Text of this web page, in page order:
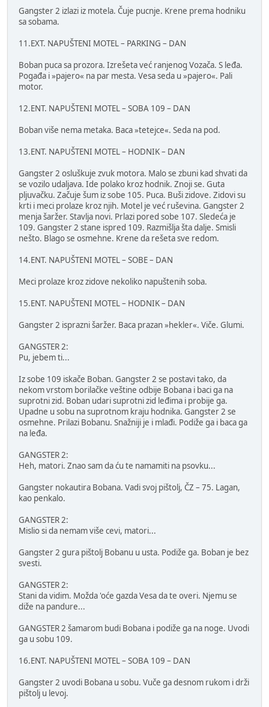
Gangster 2 izlazi iz motela. Čuje pucnje. Krene prema hodniku
sa sobama.
11.EXT. NAPUŠTENI MOTEL – PARKING – DAN
Boban puca sa prozora. Izrešeta već ranjenog Vozača. S leđa.
Pogađa i »pajero« na par mesta. Vesa seda u »pajero«. Pali
motor.
12.ENT. NAPUŠTENI MOTEL – SOBA 109 – DAN
Boban više nema metaka. Baca »tetejce«. Seda na pod.
13.ENT. NAPUŠTENI MOTEL – HODNIK – DAN
Gangster 2 osluškuje zvuk motora. Malo se zbuni kad shvati da
se vozilo udaljava. Ide polako kroz hodnik. Znoji se. Guta
pljuvačku. Začuje šum iz sobe 105. Puca. Buši zidove. Zidovi su
krti i meci prolaze kroz njih. Motel je već ruševina. Gangster 2
menja šaržer. Stavlja novi. Prlazi pored sobe 107. Sledeća je
109. Gangster 2 stane ispred 109. Razmišlja šta dalje. Smisli
nešto. Blago se osmehne. Krene da rešeta sve redom.
14.ENT. NAPUŠTENI MOTEL – SOBE – DAN
Meci prolaze kroz zidove nekoliko napuštenih soba.
15.ENT. NAPUŠTENI MOTEL – HODNIK – DAN
Gangster 2 isprazni šaržer. Baca prazan »hekler«. Viče. Glumi.
GANGSTER 2:
Pu, jebem ti...
Iz sobe 109 iskače Boban. Gangster 2 se postavi tako, da
nekom vrstom borilačke veštine odbije Bobana i baci ga na
suprotni zid. Boban udari suprotni zid leđima i probije ga.
Upadne u sobu na suprotnom kraju hodnika. Gangster 2 se
osmehne. Prilazi Bobanu. Snažniji je i mlađi. Podiže ga i baca ga
na leđa.
GANGSTER 2:
Heh, matori. Znao sam da ću te namamiti na psovku...
Gangster nokautira Bobana. Vadi svoj pištolj, ČZ – 75. Lagan,
kao penkalo.
GANGSTER 2:
Mislio si da nemam više cevi, matori...
Gangster 2 gura pištolj Bobanu u usta. Podiže ga. Boban je bez
svesti.
GANGSTER 2:
Stani da vidim. Možda 'oće gazda Vesa da te overi. Njemu se
diže na pandure...
GANGSTER 2 šamarom budi Bobana i podiže ga na noge. Uvodi
ga u sobu 109.
16.ENT. NAPUŠTENI MOTEL – SOBA 109 – DAN
Gangster 2 uvodi Bobana u sobu. Vuče ga desnom rukom i drži
pištolj u levoj.